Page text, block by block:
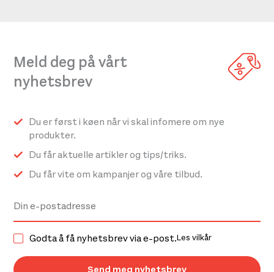
Meld deg på vårt
nyhetsbrev
Du er først i køen når vi skal infomere om nye
produkter.
Du får aktuelle artikler og tips/triks.
Du får vite om kampanjer og våre tilbud.
Godta å få nyhetsbrev via e-post.Les vilkår